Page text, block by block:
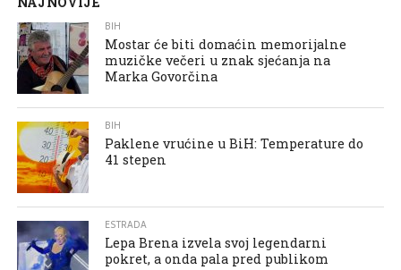
BIH
Mostar će biti domaćin memorijalne
muzičke večeri u znak sjećanja na
Marka Govorčina
BIH
Paklene vrućine u BiH: Temperature do
41 stepen
ESTRADA
Lepa Brena izvela svoj legendarni
pokret, a onda pala pred publikom